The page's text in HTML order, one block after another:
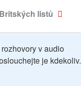
listů
v audio
je kdekoliv.